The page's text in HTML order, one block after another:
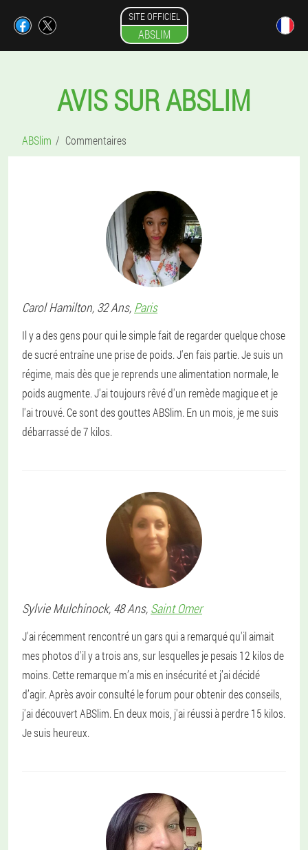
SITE OFFICIEL
ABSLIM
AVIS SUR ABSLIM
ABSlim Commentaires
Carol Hamilton, 32 Ans, Paris
Il y a des gens pour qui le simple fait de regarder quelque chose
de sucré entraîne une prise de poids. J'en fais partie. Je suis un
régime, mais dès que je reprends une alimentation normale, le
poids augmente. J'ai toujours rêvé d'un remède magique et je
l'ai trouvé. Ce sont des gouttes ABSlim. En un mois, je me suis
débarrassé de 7 kilos.
Sylvie Mulchinock, 48 Ans, Saint Omer
J'ai récemment rencontré un gars qui a remarqué qu'il aimait
mes photos d'il y a trois ans, sur lesquelles je pesais 12 kilos de
moins. Cette remarque m’a mis en insécurité et j’ai décidé
d’agir. Après avoir consulté le forum pour obtenir des conseils,
j'ai découvert ABSlim. En deux mois, j'ai réussi à perdre 15 kilos.
Je suis heureux.